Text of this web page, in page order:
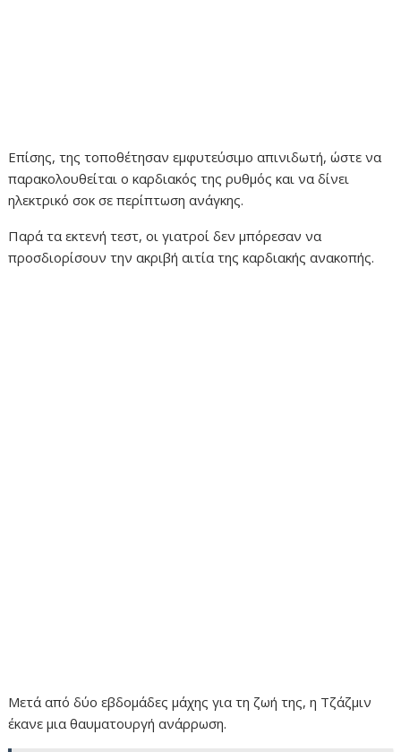
Επίσης, της τοποθέτησαν εμφυτεύσιμο απινιδωτή, ώστε να
παρακολουθείται ο καρδιακός της ρυθμός και να δίνει
ηλεκτρικό σοκ σε περίπτωση ανάγκης.
Παρά τα εκτενή τεστ, οι γιατροί δεν μπόρεσαν να
προσδιορίσουν την ακριβή αιτία της καρδιακής ανακοπής.
Μετά από δύο εβδομάδες μάχης για τη ζωή της, η Τζάζμιν
έκανε μια θαυματουργή ανάρρωση.